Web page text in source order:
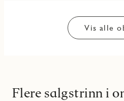
Vis alle
Flere salgstrinn i